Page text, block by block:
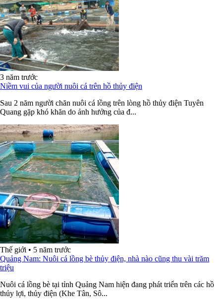
3 năm trước
Niềm vui của người nuôi cá trên hồ thủy điện
Sau 2 năm người chăn nuôi cá lồng trên lòng hồ thủy điện Tuyên
Quang gặp khó khăn do ảnh hưởng của đ...
Thế giới • 5 năm trước
Quảng Nam: Nuôi cá lồng bè thủy điện, nhà nào cũng thu vài trăm
triệu
Nuôi cá lồng bè tại tỉnh Quảng Nam hiện đang phát triển trên các hồ
thủy lợi, thủy điện (Khe Tân, Sô...